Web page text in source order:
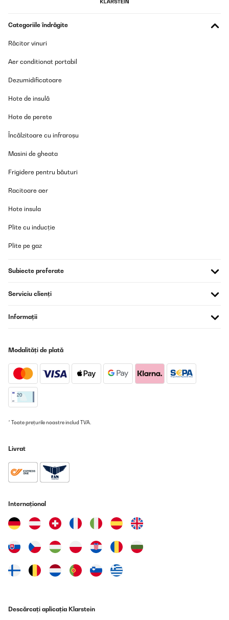
Categoriile îndrăgite
Răcitor vinuri
Aer conditionat portabil
Dezumidificatoare
Hote de insulă
Hote de perete
Încălzitoare cu infraroșu
Masini de gheata
Frigidere pentru băuturi
Racitoare aer
Hote insula
Plite cu inducție
Plite pe gaz
Subiecte preferate
Serviciu clienți
Informații
Modalități de plată
* Toate prețurile noastre includ TVA.
Livrat
Internațional
Descărcați aplicația Klarstein